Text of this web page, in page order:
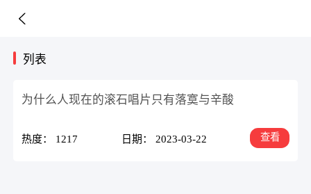
列表
为什么人现在的滚石唱片只有落寞与辛酸
热度： 1217 日期： 2023-03-22 查看